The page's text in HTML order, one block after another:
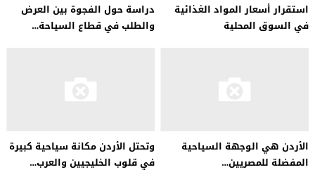
استقرار أسعار المواد الغذائية
في السوق المحلية
دراسة حول الفجوة بين العرض
والطلب في قطاع السياحة…
الأردن هي الوجهة السياحية
المفضلة للمصريين…
وتحتل الأردن مكانة سياحية كبيرة
في قلوب الخليجيين والعرب…